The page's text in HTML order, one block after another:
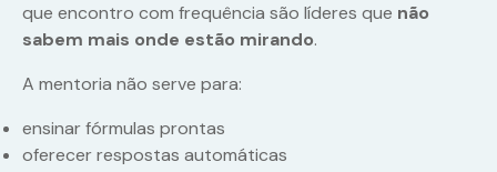
que encontro com frequência são líderes que não
sabem mais onde estão mirando.
A mentoria não serve para:
ensinar fórmulas prontas
oferecer respostas automáticas